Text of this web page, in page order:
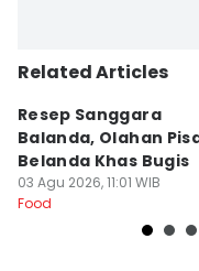
Related Articles
Resep Sanggara
Balanda, Olahan
Belanda Khas Bugis
03 Agu 2026, 11:01 WIB
Food